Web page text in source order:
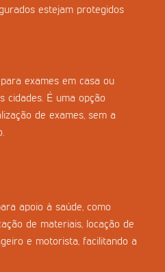
estejam protegidos
exames em casa ou
cidades. É uma opção
de exames, sem a
apoio à saúde, como
de materiais, locação de
e motorista, facilitando a